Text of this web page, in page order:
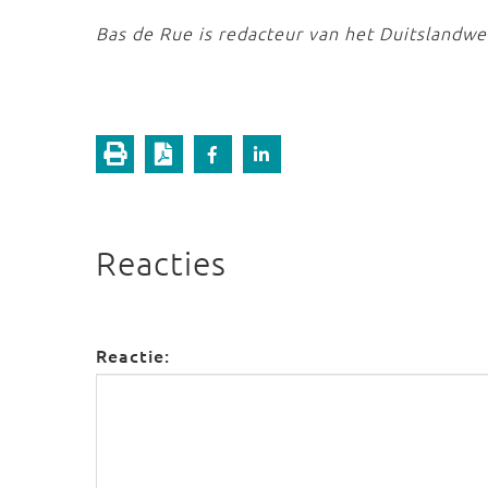
Bas de Rue is redacteur van het
Reacties
Reactie: